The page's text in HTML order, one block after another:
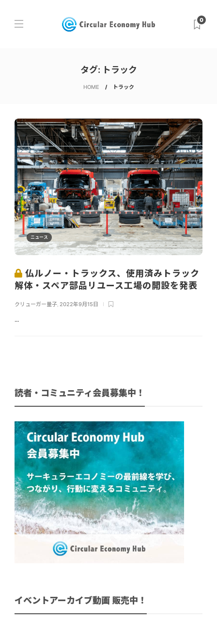
0
タグ: トラック
HOME トラック
ニュース
仏ルノー・トラックス、使用済みトラック
解体・スペア部品リユース工場の開設を発表
クリューガー量子, 2022年9月15日
...
読者・コミュニティ会員募集中！
イベントアーカイブ動画 販売中！